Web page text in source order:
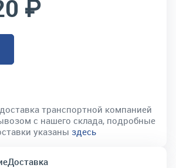
₽
транспортной компанией
с нашего склада, подробные
указаны здесь
Доставка